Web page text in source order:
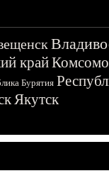
край
Бурятия
Якутск